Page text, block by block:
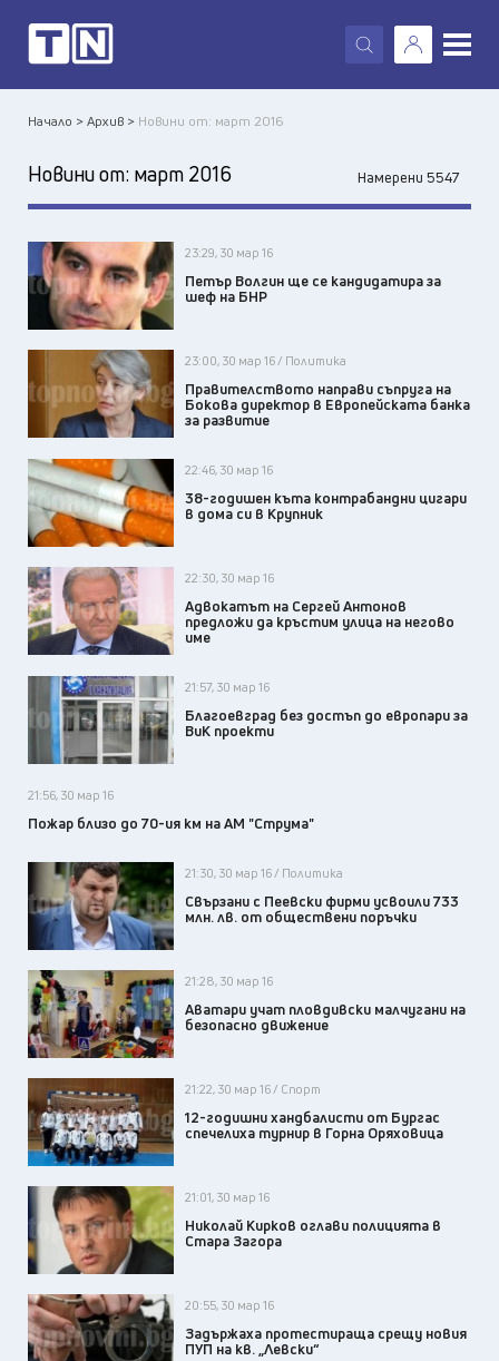
X
Начало >Архив > Новини от: март 2016
Новини от: март 2016 Намерени 5547
23:29, 30 мар 16
Петър Волгин ще се кандидатира за
шеф на БНР
23:00, 30 мар 16 / Политика
Правителството направи съпруга на
Бокова директор в Европейската банка
за развитие
22:46, 30 мар 16
38-годишен къта контрабандни цигари
в дома си в Крупник
22:30, 30 мар 16
Адвокатът на Сергей Антонов
предложи да кръстим улица на негово
име
21:57, 30 мар 16
Благоевград без достъп до европари за
ВиК проекти
21:56, 30 мар 16
Пожар близо до 70-ия км на АМ "Струма"
21:30, 30 мар 16 / Политика
Свързани с Пеевски фирми усвоили 733
млн. лв. от обществени поръчки
21:28, 30 мар 16
Аватари учат пловдивски малчугани на
безопасно движение
21:22, 30 мар 16 / Спорт
12-годишни хандбалисти от Бургас
спечелиха турнир в Горна Оряховица
21:01, 30 мар 16
Николай Кирков оглави полицията в
Стара Загора
20:55, 30 мар 16
Задържаха протестираща срещу новия
ПУП на кв. „Левски“